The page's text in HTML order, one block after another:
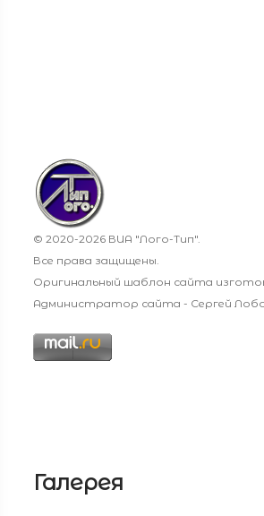
© 2020-2026 ВИА "Лого-Тип".
Все права защищены.
Оригинальный шаблон сайта
Администратор сайта - Сергей
Галерея